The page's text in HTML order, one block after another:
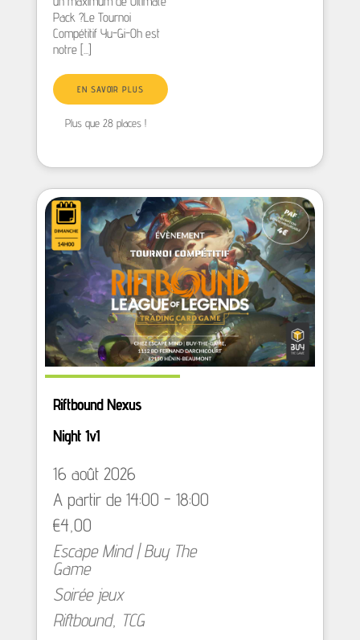
Pack ?Le Tournoi
Compétitif Yu-Gi-Oh est
notre [...]
EN SAVOIR PLUS
Plus que 28 places !
Riftbound Nexus
Night 1v1
16 août 2026
A partir de 14:00 - 18:00
€4,00
Escape Mind | Buy The
Game
Soirée jeux
Riftbound, TCG